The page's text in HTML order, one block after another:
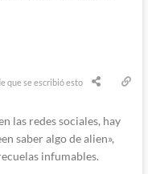
que se escribió esto
las redes sociales, hay
saber algo de alien»,
infumables.